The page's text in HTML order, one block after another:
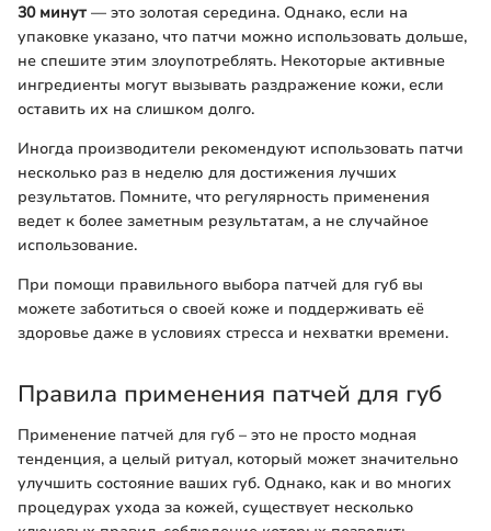
30 минут — это золотая середина. Однако, если на
упаковке указано, что патчи можно использовать дольше,
не спешите этим злоупотреблять. Некоторые активные
ингредиенты могут вызывать раздражение кожи, если
оставить их на слишком долго.
Иногда производители рекомендуют использовать патчи
несколько раз в неделю для достижения лучших
результатов. Помните, что регулярность применения
ведет к более заметным результатам, а не случайное
использование.
При помощи правильного выбора патчей для губ вы
можете заботиться о своей коже и поддерживать её
здоровье даже в условиях стресса и нехватки времени.
Правила применения патчей для губ
Применение патчей для губ – это не просто модная
тенденция, а целый ритуал, который может значительно
улучшить состояние ваших губ. Однако, как и во многих
процедурах ухода за кожей, существует несколько